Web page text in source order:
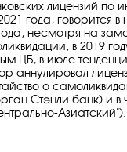
лицензий по
года, говорится в
несмотря на
в 2019
ЦБ, в июле
аннулировал
о
Стэнли банк) и
Азиатский").